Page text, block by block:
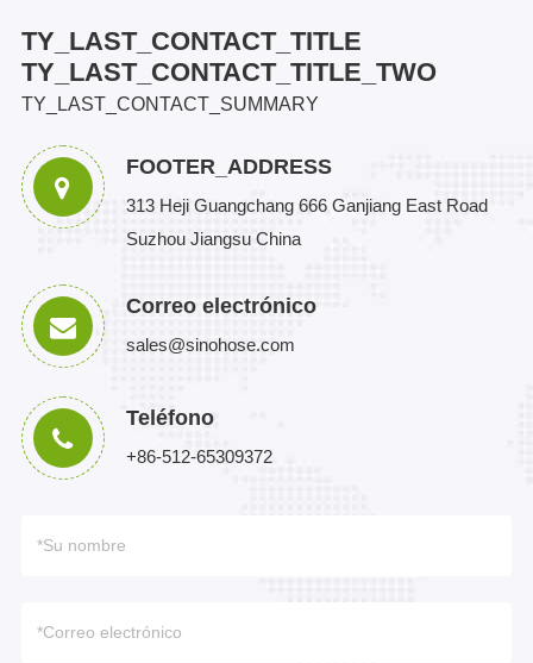
TY_LAST_CONTACT_TITLE
TY_LAST_CONTACT_TITLE_TWO
TY_LAST_CONTACT_SUMMARY
FOOTER_ADDRESS
313 Heji Guangchang 666 Ganjiang East Road
Suzhou Jiangsu China
Correo electrónico
sales@sinohose.com
Teléfono
+86-512-65309372